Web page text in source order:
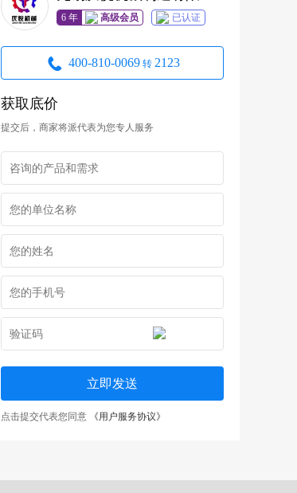
6 年 高级会员 已认证
400-810-0069 转 2123
获取底价
提交后，商家将派代表为您专人服务
立即发送
点击提交代表您同意 《用户服务协议》